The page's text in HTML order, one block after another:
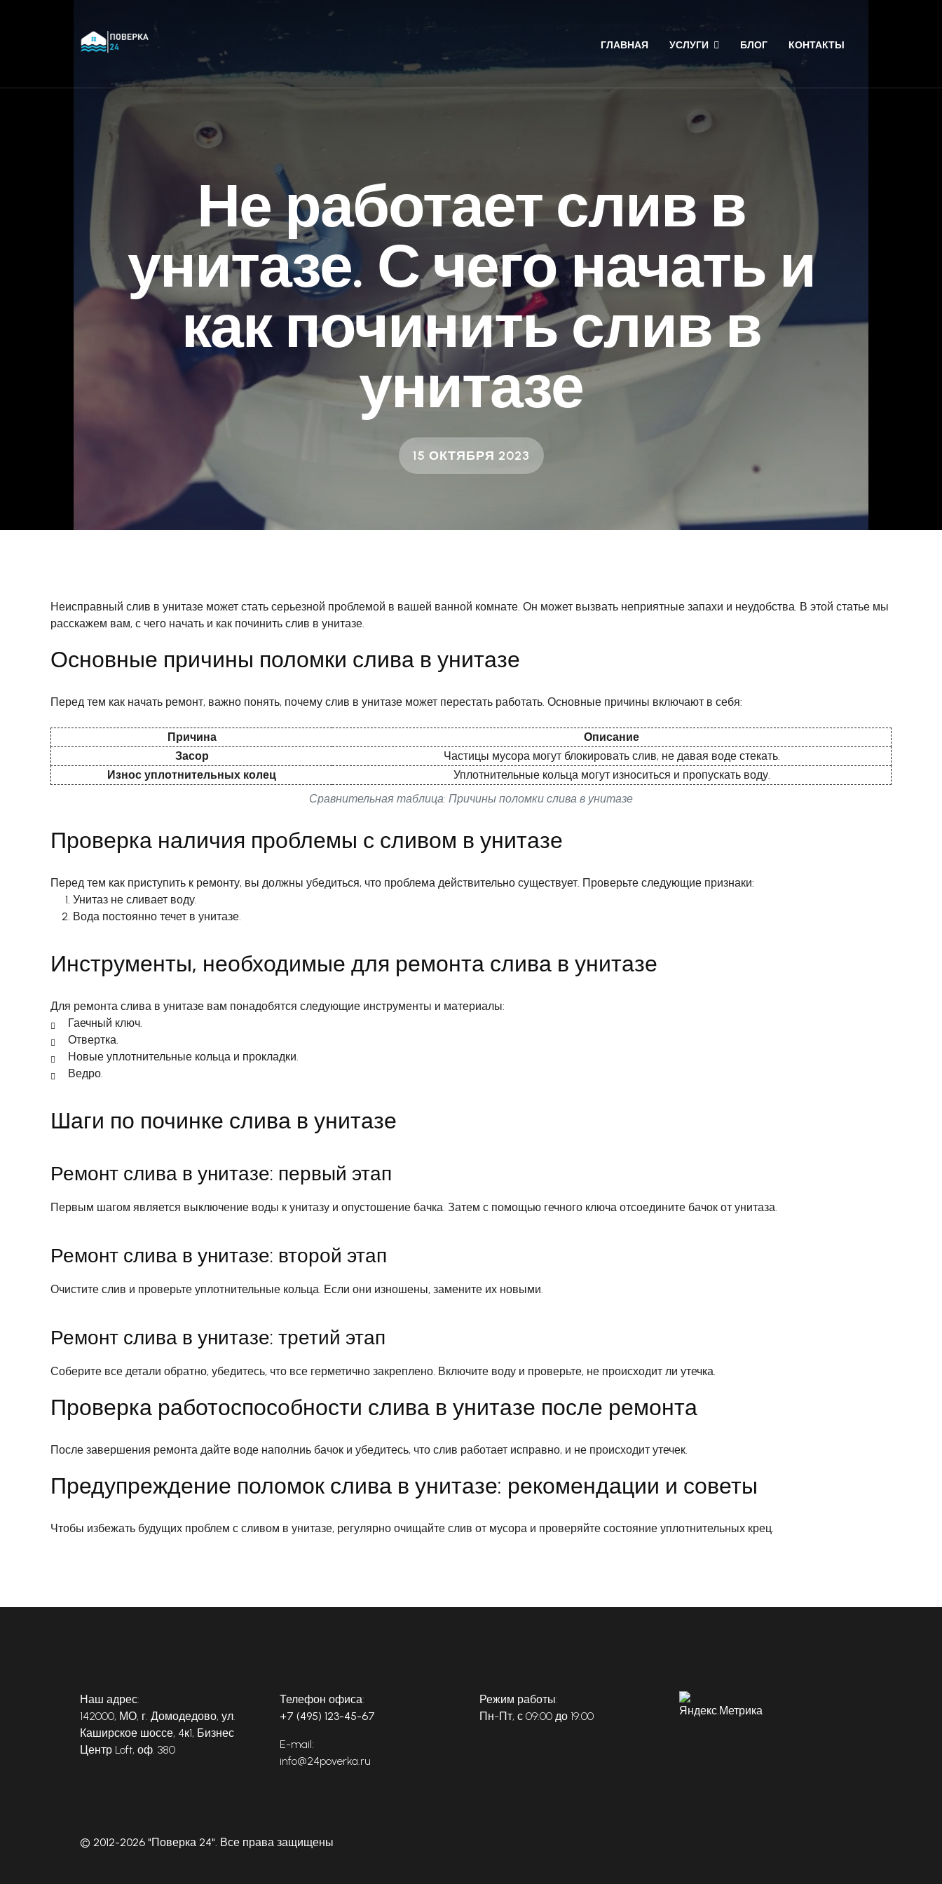
ГЛАВНАЯ УСЛУГИ БЛОГ КОНТАКТЫ
Не работает слив в
унитазе. С чего начать и
как починить слив в
унитазе
15 ОКТЯБРЯ 2023
Неисправный слив в унитазе может стать серьезной проблемой в вашей ванной комнате. Он может вызвать неприятные запахи и неудобства. В этой статье мы
расскажем вам, с чего начать и как починить слив в унитазе.
Основные причины поломки слива в унитазе
Перед тем как начать ремонт, важно понять, почему слив в унитазе может перестать работать. Основные причины включают в себя:
Сравнительная таблица: Причины поломки слива в унитазе
Причина
Описание
Засор
Частицы мусора могут блокировать слив, не давая воде стекать.
Износ уплотнительных колец
Уплотнительные кольца могут износиться и пропускать воду.
Проверка наличия проблемы с сливом в унитазе
Перед тем как приступить к ремонту, вы должны убедиться, что проблема действительно существует. Проверьте следующие признаки:
Унитаз не сливает воду.
Вода постоянно течет в унитазе.
Инструменты, необходимые для ремонта слива в унитазе
Для ремонта слива в унитазе вам понадобятся следующие инструменты и материалы:
Гаечный ключ.
Отвертка.
Новые уплотнительные кольца и прокладки.
Ведро.
Шаги по починке слива в унитазе
Ремонт слива в унитазе: первый этап
Первым шагом является выключение воды к унитазу и опустошение бачка. Затем с помощью гечного ключа отсоедините бачок от унитаза.
Ремонт слива в унитазе: второй этап
Очистите слив и проверьте уплотнительные кольца. Если они изношены, замените их новыми.
Ремонт слива в унитазе: третий этап
Соберите все детали обратно, убедитесь, что все герметично закреплено. Включите воду и проверьте, не происходит ли утечка.
Проверка работоспособности слива в унитазе после ремонта
После завершения ремонта дайте воде наполниь бачок и убедитесь, что слив работает исправно, и не происходит утечек.
Предупреждение поломок слива в унитазе: рекомендации и советы
Чтобы избежать будущих проблем с сливом в унитазе, регулярно очищайте слив от мусора и проверяйте состояние уплотнительных крец.
Наш адрес:
142000, МО, г. Домодедово, ул.
Каширское шоссе, 4к1, Бизнес
Центр Loft, оф. 380
Телефон офиса:
+7 (495) 123-45-67
E-mail:
info@24poverka.ru
Режим работы:
Пн-Пт, с 09:00 до 19:00
© 2012-2026 "Поверка 24". Все права защищены